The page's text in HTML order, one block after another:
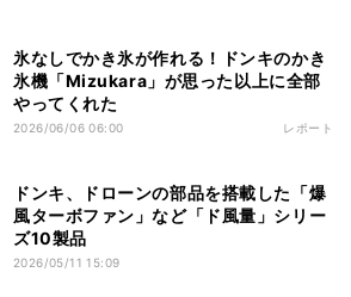
氷なしでかき氷が作れる！ドンキのかき
氷機「Mizukara」が思った以上に全部
やってくれた
2026/06/06 06:00 レポート
ドンキ、ドローンの部品を搭載した「爆
風ターボファン」など「ド風量」シリー
ズ10製品
2026/05/11 15:09